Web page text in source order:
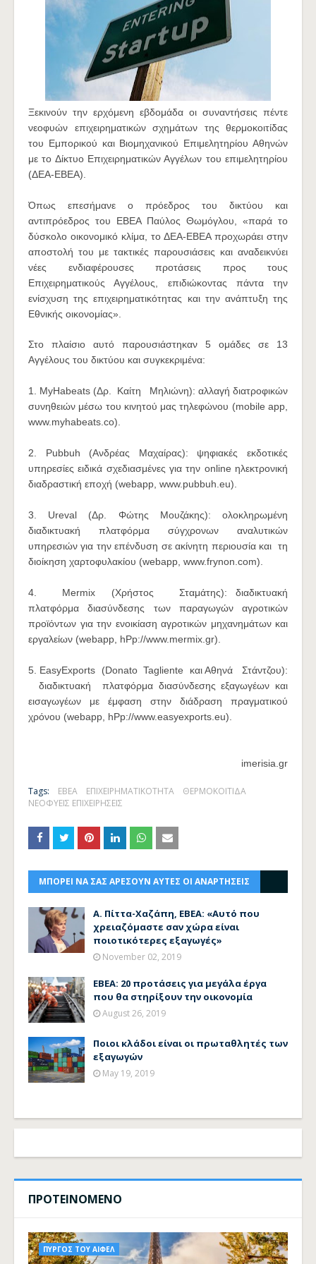
Ξεκινούν την ερχόμενη εβδομάδα οι συναντήσεις πέντε
νεοφυών‬ επιχειρηματικών σχημάτων της θερμοκοιτίδας
του Εμπορικού και Βιομηχανικού Επιμελητηρίου Αθηνών
με το Δίκτυο Επιχειρηματικών Αγγέλων του επιμελητηρίου
(ΔΕΑ-ΕΒΕΑ)‭.
Όπως επεσήμανε ο ‬πρόεδρος‭ ‬του‬ δικτύου‬ ‬και‬
‭αντιπρόεδρος‭ ‬του‭ ‬ΕΒΕΑ‭ ‬Παύλος Θωμόγλου, «παρά το
δύσκολο οικονομικό κλίμα, το ΔΕΑ-ΕΒΕΑ προχωράει στην
αποστολή του με τακτικές παρουσιάσεις και αναδεικνύει
νέες ενδιαφέρουσες προτάσεις προς τους
Επιχειρηματικούς Αγγέλους, επιδιώκοντας πάντα την
ενίσχυση της επιχειρηματικότητας και την ανάπτυξη της
Εθνικής οικονομίας».
Στο πλαίσιο αυτό παρουσιάστηκαν 5 ομάδες σε 13
Αγγέλους του δικτύου και συγκεκριμένα:
1.‭ MyHabeats‭‬ ‬(Δρ.‭ ‬ Καίτη‭ ‬ ‭ ‬Μηλιώνη):‭ ‬αλλαγή ‬διατροφικών‭
‬συνηθειών‭ ‬μέσω‭ ‬του κινητού μας τηλεφώνου (mobile app‭,
‭www.myhabeats.co).‬‬
2.‭ Pubbuh‭ ‬(Ανδρέας Μαχαίρας): ψηφιακές εκδοτικές
υπηρεσίες ειδικά σχεδιασμένες για την online ηλεκτρονική
διαδραστική εποχή (webapp,‭ ‭www.pubbuh.eu). ‬‬
3.‭ Ureval‭ (Δρ. Φώτης Μουζάκης): ολοκληρωμένη
διαδικτυακή πλατφόρμα σύγχρονων‬‬ αναλυτικών
υπηρεσιών ‭για την επένδυση ‬σε ακίνητη περιουσία και ‭ ‬τη
διοίκηση χαρτοφυλακίου (webapp,‭ ‭www.frynon.com). ‬‬
4.‭ ‬ ‭ Mermix‬ ‭ ‬(Χρήστος‭ ‬ ‭ ‬Σταμάτης):‭ ‬‬διαδικτυακή‭
‬πλατφόρμα‭ ‬διασύνδεσης‭ ‬των παραγωγών αγροτικών
προϊόντων για την ενοικίαση αγροτικών μηχανημάτων και
εργαλείων (webapp‭, ‭hPp://www.mermix.gr). ‬‬
5.‭ EasyExports‭ ‭ ‬(Donato ‭ ‬Tagliente ‭ και Αθηνά‭ ‬ ‭ ‬Στάντζου):‭
‬ ‭ ‬διαδικτυακή ‭ ‬πλατφόρμα‬‬ διασύνδεσης ε‭ξαγωγέων και
εισαγωγέων με ‬έμφαση στην διάδραση πραγματικού
χρόνου (webapp‭, ‭hPp://www.easyexports.eu). ‬‬
imerisia.gr
Tags: ΕΒΕΑ ΕΠΙΧΕΙΡΗΜΑΤΙΚΟΤΗΤΑ
ΘΕΡΜΟΚΟΙΤΙΔΑ
ΝΕΟΦΥΕΙΣ ΕΠΙΧΕΙΡΗΣΕΙΣ
ΜΠΟΡΕΙ ΝΑ ΣΑΣ ΑΡΕΣΟΥΝ ΑΥΤΕΣ ΟΙ ΑΝΑΡΤΗΣΕΙΣ
Α. Πίττα-Χαζάπη, ΕΒΕΑ: «Αυτό που
χρειαζόμαστε σαν χώρα είναι
ποιοτικότερες εξαγωγές»
November 02, 2019
ΕΒΕΑ: 20 προτάσεις για μεγάλα έργα
που θα στηρίξουν την οικονομία
August 26, 2019
Ποιοι κλάδοι είναι οι πρωταθλητές των
εξαγωγών
May 19, 2019
ΠΡΟΤΕΙΝΟΜΕΝΟ
ΠΥΡΓΟΣ ΤΟΥ ΑΙΦΕΛ